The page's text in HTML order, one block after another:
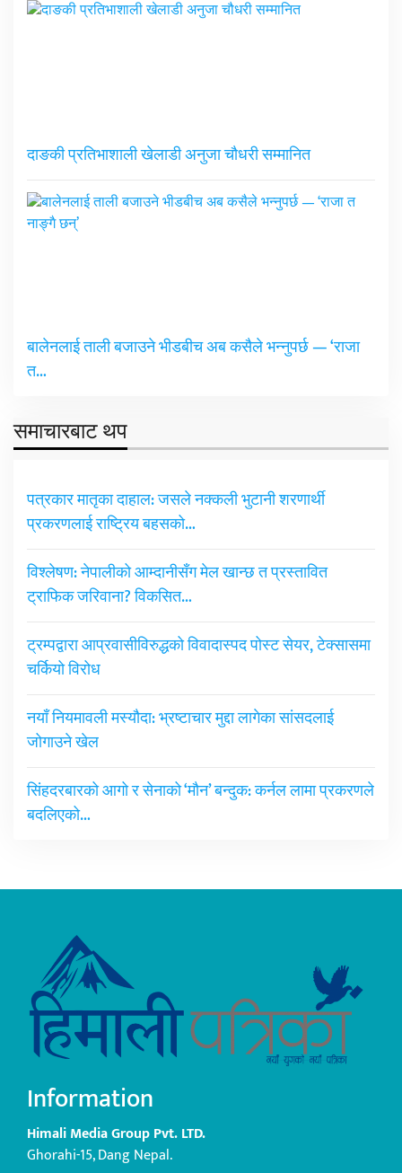
दाङकी प्रतिभाशाली खेलाडी अनुजा चौधरी सम्मानित
बालेनलाई ताली बजाउने भीडबीच अब कसैले भन्नुपर्छ — ‘राजा
त…
समाचारबाट थप
पत्रकार मातृका दाहाल: जसले नक्कली भुटानी शरणार्थी
प्रकरणलाई राष्ट्रिय बहसको…
विश्लेषण: नेपालीको आम्दानीसँग मेल खान्छ त प्रस्तावित
ट्राफिक जरिवाना? विकसित…
ट्रम्पद्वारा आप्रवासीविरुद्धको विवादास्पद पोस्ट सेयर, टेक्सासमा
चर्कियो विरोध
नयाँ नियमावली मस्यौदा: भ्रष्टाचार मुद्दा लागेका सांसदलाई
जोगाउने खेल
सिंहदरबारको आगो र सेनाको ‘मौन’ बन्दुक: कर्नल लामा प्रकरणले
बदलिएको…
Information
Himali Media Group Pvt. LTD.
Ghorahi-15, Dang Nepal.